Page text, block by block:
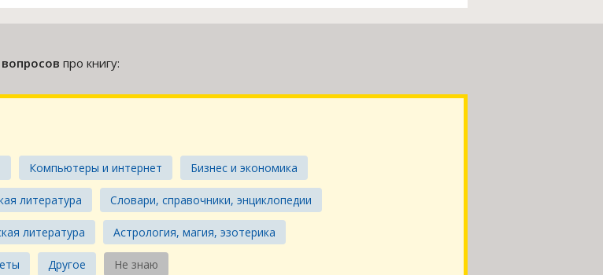
про книгу:
Компьютеры и интернет Бизнес и экономика
литература Словари, справочники, энциклопедии
литература Астрология, магия, эзотерика
Другое Не знаю